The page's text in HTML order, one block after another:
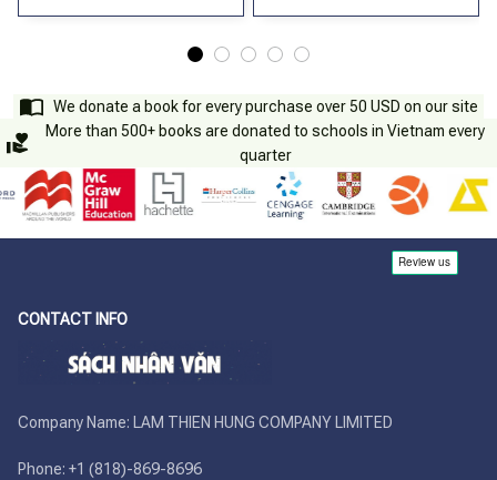
We donate a book for every purchase over 50 USD on our site
More than 500+ books are donated to schools in Vietnam every
quarter
CONTACT INFO
Company Name: LAM THIEN HUNG COMPANY LIMITED
Phone: +1 (818)-869-8696